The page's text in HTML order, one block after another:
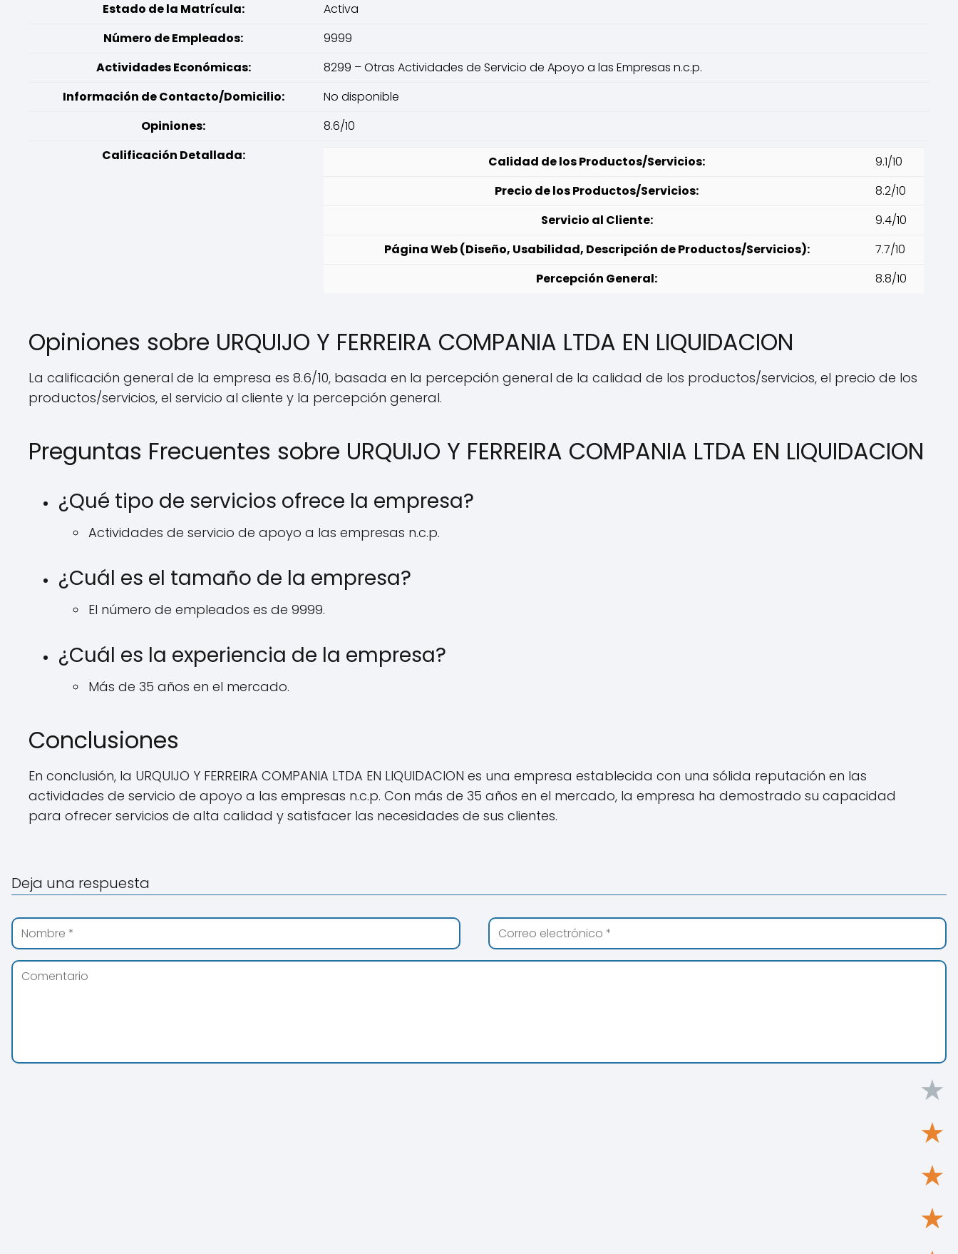
Estado de la Matrícula:
Activa
Número de Empleados:
9999
Actividades Económicas:
8299 – Otras Actividades de Servicio de Apoyo a las Empresas n.c.p.
Información de Contacto/Domicilio:
No disponible
Opiniones:
8.6/10
Calificación Detallada:
Calidad de los Productos/Servicios:
9.1/10
Precio de los Productos/Servicios:
8.2/10
Servicio al Cliente:
9.4/10
Página Web (Diseño, Usabilidad, Descripción de Productos/Servicios):
7.7/10
Percepción General:
8.8/10
Opiniones sobre URQUIJO Y FERREIRA COMPANIA LTDA EN LIQUIDACION
La calificación general de la empresa es 8.6/10, basada en la percepción general de la calidad de los productos/servicios, el precio de los
productos/servicios, el servicio al cliente y la percepción general.
Preguntas Frecuentes sobre URQUIJO Y FERREIRA COMPANIA LTDA EN LIQUIDACION
¿Qué tipo de servicios ofrece la empresa?
Actividades de servicio de apoyo a las empresas n.c.p.
¿Cuál es el tamaño de la empresa?
El número de empleados es de 9999.
¿Cuál es la experiencia de la empresa?
Más de 35 años en el mercado.
Conclusiones
En conclusión, la URQUIJO Y FERREIRA COMPANIA LTDA EN LIQUIDACION es una empresa establecida con una sólida reputación en las
actividades de servicio de apoyo a las empresas n.c.p. Con más de 35 años en el mercado, la empresa ha demostrado su capacidad
para ofrecer servicios de alta calidad y satisfacer las necesidades de sus clientes.
Deja una respuesta
★
★
★
★